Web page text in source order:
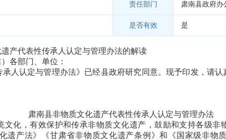
责任部门 肃南县政府办
是否有效 是
产代表性传承人认定与管理办法的解读
各部门、单位：
人认定与管理办法》已经县政府研究同意。现予印发，请
肃南县非物质文化遗产代表性传承人认定与管理办法
化，有效保护和传承非物质文化遗产，鼓励和支持各级非
遗产法》《甘肃省非物质文化遗产条例》和《国家级非物